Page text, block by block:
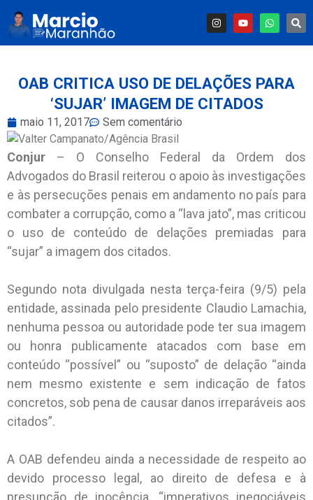
OAB CRITICA USO DE DELAÇÕES PARA
‘SUJAR’ IMAGEM DE CITADOS
maio 11, 2017 Sem comentário
Conjur – O Conselho Federal da Ordem dos
Advogados do Brasil reiterou o apoio às investigações
e às persecuções penais em andamento no país para
combater a corrupção, como a “lava jato”, mas criticou
o uso de conteúdo de delações premiadas para
“sujar” a imagem dos citados.
Segundo nota divulgada nesta terça-feira (9/5) pela
entidade, assinada pelo presidente Claudio Lamachia,
nenhuma pessoa ou autoridade pode ter sua imagem
ou honra publicamente atacados com base em
conteúdo “possível” ou “suposto” de delação “ainda
nem mesmo existente e sem indicação de fatos
concretos, sob pena de causar danos irreparáveis aos
citados”.
A OAB defendeu ainda a necessidade de respeito ao
devido processo legal, ao direito de defesa e à